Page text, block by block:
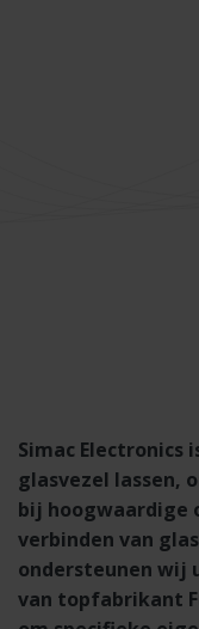
Simac Electronics
glasvezel lassen,
bij hoogwaardige
verbinden van
ondersteunen wij
van topfabrikant